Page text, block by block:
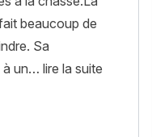
beaucoup de
Sa
à un… lire la suite «